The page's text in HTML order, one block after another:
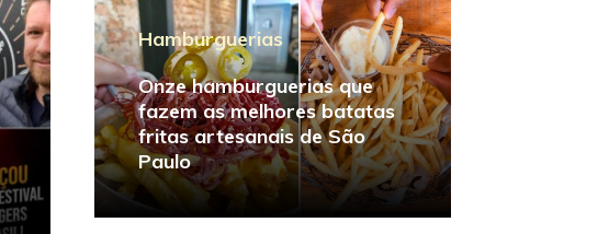
Hamburguerias
Onze hamburguerias que
fazem as melhores batatas
fritas artesanais de São
Paulo